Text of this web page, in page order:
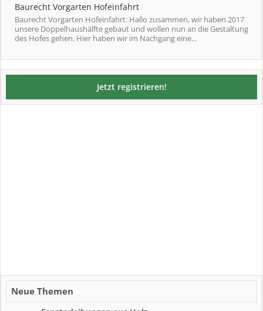
Baurecht Vorgarten Hofeinfahrt
Baurecht Vorgarten Hofeinfahrt: Hallo zusammen, wir haben 2017
unsere Doppelhaushälfte gebaut und wollen nun an die Gestaltung
des Hofes gehen. Hier haben wir im Nachgang eine...
Jetzt registrieren!
Neue Themen